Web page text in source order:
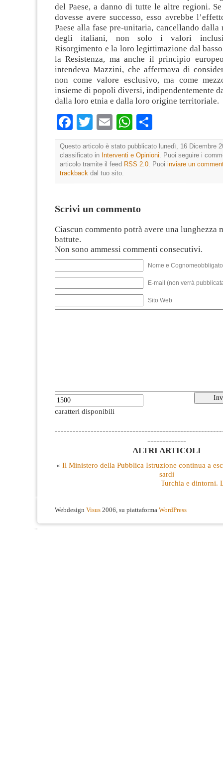
del Paese, a danno di tutte le altre regioni.
dovesse avere successo, esso avrebbe
Paese alla fase pre-unitaria, cancellando dalla
degli italiani, non solo i valori
Risorgimento e la loro legittimazione dal
la Resistenza, ma anche il principio
intendeva Mazzini, che affermava di
non come valore esclusivo, ma come
insieme di popoli diversi, indipendentemente
dalla loro etnia e dalla loro origine territoriale.
Facebook
TwitterEmailWhatsApp
Questo articolo è stato pubblicato lunedì, 16 Dicembre
classificato in Interventi e Opinioni. Puoi seguire i
articolo tramite il feed RSS 2.0. Puoi inviare un
trackback dal tuo sito.
Scrivi un commento
Ciascun commento potrà avere una lunghezza
battute.
Non sono ammessi commenti consecutivi.
Nome e
E-mail (non verrà
Sito Web
caratteri disponibili
-------------
ALTRI ARTICOLI
« Il Ministero della Pubblica Istruzione continua a
sardi
Turchia e dintorni.
Webdesign Visus 2006, su piattaforma WordPress